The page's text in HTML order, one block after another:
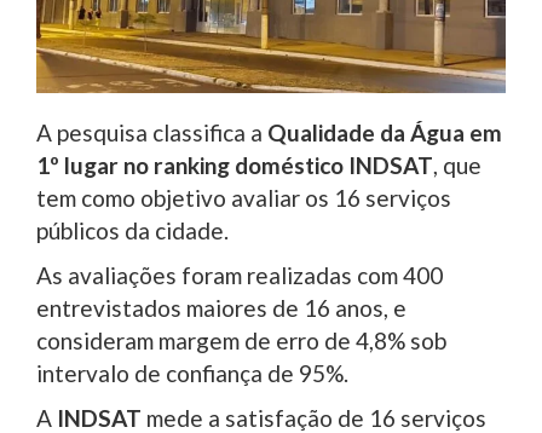
A pesquisa classifica a Qualidade da Água em
1º lugar no ranking doméstico INDSAT, que
tem como objetivo avaliar os 16 serviços
públicos da cidade.
As avaliações foram realizadas com 400
entrevistados maiores de 16 anos, e
consideram margem de erro de 4,8% sob
intervalo de confiança de 95%.
A INDSAT mede a satisfação de 16 serviços